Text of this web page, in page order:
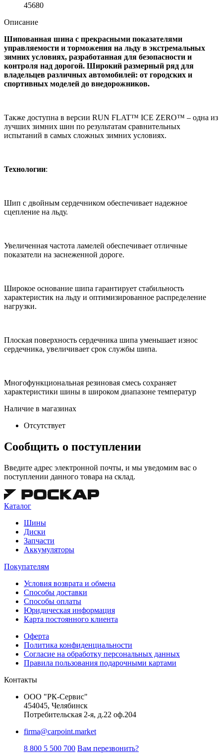
45680
Описание
Шипованная шина с прекрасными показателями
управляемости и торможения на льду в экстремальных
зимних условиях, разработанная для безопасности и
контроля над дорогой. Широкий размерный ряд для
владельцев различных автомобилей: от городских и
спортивных моделей до внедорожников.
Также доступна в версии RUN FLAT™ ICE ZERO™ – одна из
лучших зимних шин по результатам сравнительных
испытаний в самых сложных зимних условиях.
Технологии:
Шип с двойным сердечником обеспечивает надежное
сцепление на льду.
Увеличенная частота ламелей обеспечивает отличные
показатели на заснеженной дороге.
Широкое основание шипа гарантирует стабильность
характеристик на льду и оптимизированное распределение
нагрузки.
Плоская поверхность сердечника шипа уменьшает износ
сердечника, увеличивает срок службы шипа.
Многофункциональная резиновая смесь сохраняет
характеристики шины в широком диапазоне температур
Наличие в магазинах
Отсутствует
Сообщить о поступлении
Введите адрес электронной почты, и мы уведомим вас о
поступлении данного товара на склад.
Каталог
Шины
Диски
Запчасти
Аккумуляторы
Покупателям
Условия возврата и обмена
Способы доставки
Способы оплаты
Юридическая информация
Карта постоянного клиента
Оферта
Политика конфиденциальности
Согласие на обработку персональных данных
Правила пользования подарочными картами
Контакты
ООО "РК-Сервис"
454045, Челябинск
Потребительская 2-я, д.22 оф.204
firma@carpoint.market
8 800 5 500 700 Вам перезвонить?